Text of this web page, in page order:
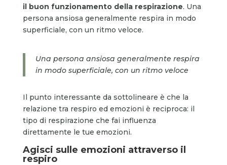
il buon funzionamento della respirazione. Una
persona ansiosa generalmente respira in modo
superficiale, con un ritmo veloce.
Una persona ansiosa generalmente respira
in modo superficiale, con un ritmo veloce
Il punto interessante da sottolineare è che la
relazione tra respiro ed emozioni è reciproca: il
tipo di respirazione che fai influenza
direttamente le tue emozioni.
Agisci sulle emozioni attraverso il
respiro